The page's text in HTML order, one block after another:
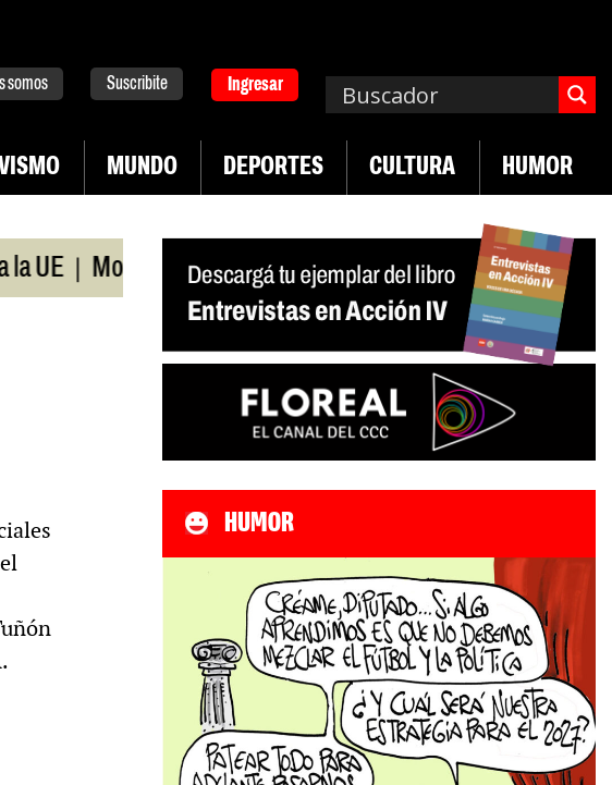
somos Suscribite Ingresar
MUNDO DEPORTES CULTURA HUMOR
| Morosidad en jóvenes precarizados | Cae la actividad en
HUMOR